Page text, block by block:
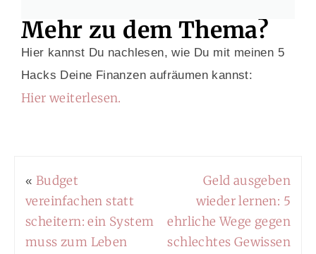
Mehr zu dem Thema?
Hier kannst Du nachlesen, wie Du mit meinen 5
Hacks Deine Finanzen aufräumen kannst:
Hier weiterlesen.
« Budget
vereinfachen statt
scheitern: ein System
muss zum Leben
Geld ausgeben
wieder lernen: 5
ehrliche Wege gegen
schlechtes Gewissen